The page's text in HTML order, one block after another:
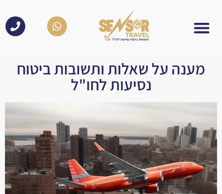
מענה על שאלות ותשובות ביטוח
נסיעות לחו"ל